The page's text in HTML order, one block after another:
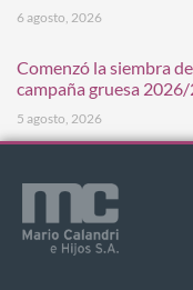
6 agosto, 2026
Comenzó la siembra
campaña gruesa
5 agosto, 2026